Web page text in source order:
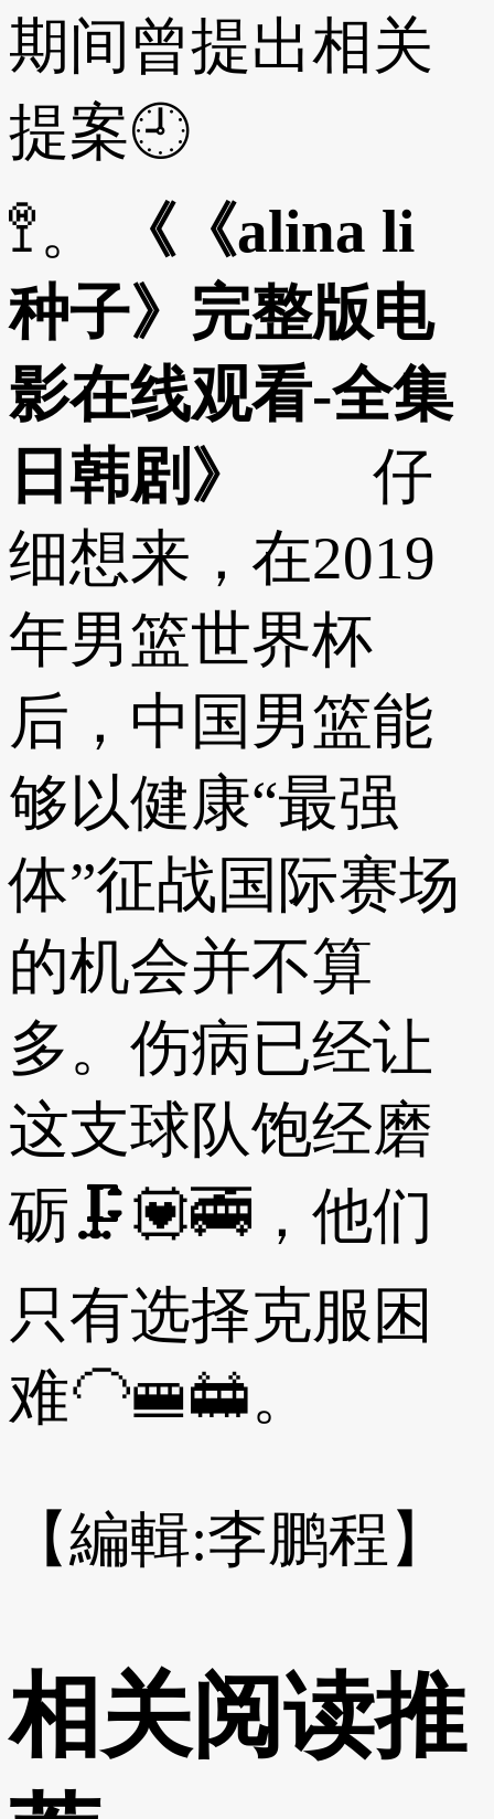
期间曾提出相关
提案🕘
🚏。
《《alina li
种子》完整版电
影在线观看-全集
日韩剧》
仔
细想来，在2019
年男篮世界杯
后，中国男篮能
够以健康“最强
体”征战国际赛场
的机会并不算
多。伤病已经让
这支球队饱经磨
砺🗜💟🚎，他们
只有选择克服困
难🦲🚝🚋。
【編輯:李鹏程】
相关阅读推